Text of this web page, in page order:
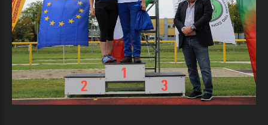
Ricordami
Nome
utente
dimenticato?